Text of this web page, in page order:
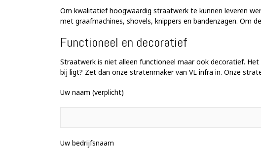
Om kwalitatief hoogwaardig straatwerk te kunnen leveren
met graafmachines, shovels, knippers en bandenzagen. Om
Functioneel en decoratief
Straatwerk is niet alleen functioneel maar ook decoratief.
bij ligt? Zet dan onze stratenmaker van VL infra in. Onze
Uw naam (verplicht)
Uw bedrijfsnaam